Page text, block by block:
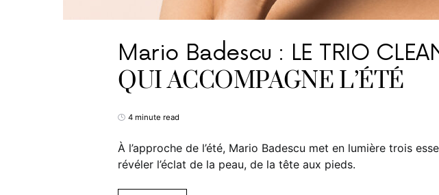
Mario Badescu : LE TRIO
QUI ACCOMPAGNE L’ÉTÉ
4 minute read
À l’approche de l’été, Mario Badescu met en lumière trois
révéler l’éclat de la peau, de la tête aux pieds.